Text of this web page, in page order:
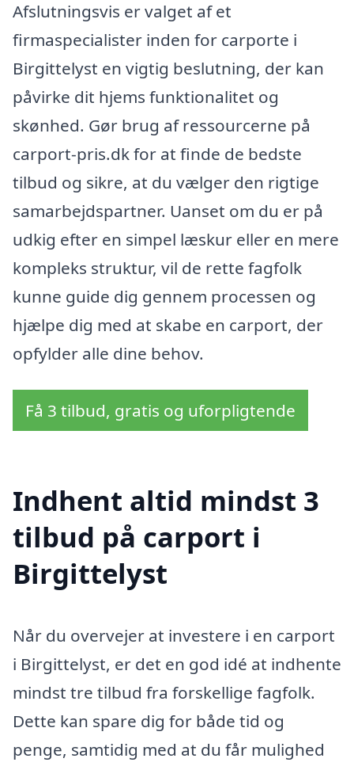
Afslutningsvis er valget af et
firmaspecialister inden for carporte i
Birgittelyst en vigtig beslutning, der kan
påvirke dit hjems funktionalitet og
skønhed. Gør brug af ressourcerne på
carport-pris.dk for at finde de bedste
tilbud og sikre, at du vælger den rigtige
samarbejdspartner. Uanset om du er på
udkig efter en simpel læskur eller en mere
kompleks struktur, vil de rette fagfolk
kunne guide dig gennem processen og
hjælpe dig med at skabe en carport, der
opfylder alle dine behov.
Få 3 tilbud, gratis og uforpligtende
Indhent altid mindst 3
tilbud på carport i
Birgittelyst
Når du overvejer at investere i en carport
i Birgittelyst, er det en god idé at indhente
mindst tre tilbud fra forskellige fagfolk.
Dette kan spare dig for både tid og
penge, samtidig med at du får mulighed